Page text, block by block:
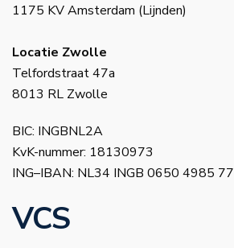
1175 KV Amsterdam (Lijnden)
Locatie Zwolle
Telfordstraat 47a
8013 RL Zwolle
BIC: INGBNL2A
KvK-nummer: 18130973
ING–IBAN: NL34 INGB 0650 4985 77
VCS